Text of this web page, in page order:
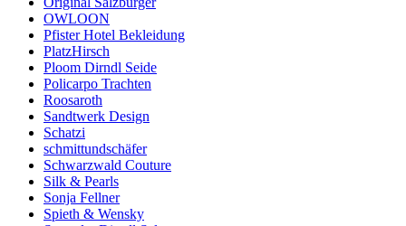
OWLOON
Pfister Hotel Bekleidung
PlatzHirsch
Ploom Dirndl Seide
Policarpo Trachten
Roosaroth
Sandtwerk Design
Schatzi
schmittundschäfer
Schwarzwald Couture
Silk & Pearls
Sonja Fellner
Spieth & Wensky